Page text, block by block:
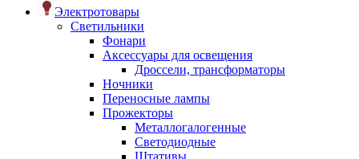
Электротовары
Светильники
Фонари
Аксессуары для освещения
Дроссели, трансформаторы
Ночники
Переносные лампы
Прожекторы
Металлогалогенные
Светодиодные
Штативы